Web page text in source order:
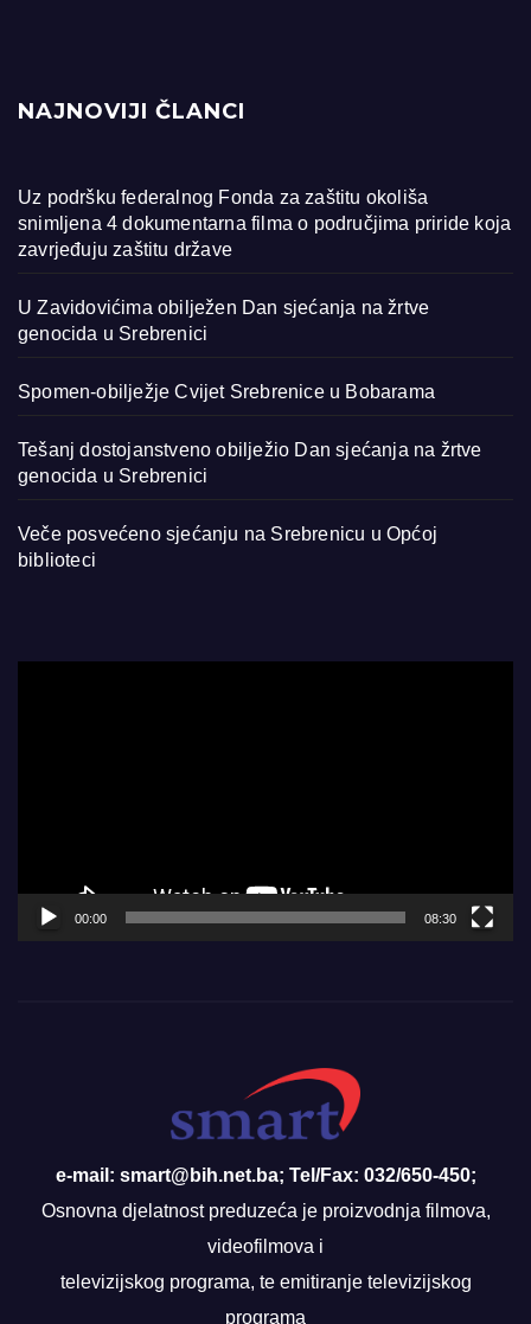
NAJNOVIJI ČLANCI
Uz podršku federalnog Fonda za zaštitu okoliša
snimljena 4 dokumentarna filma o područjima priride koja
zavrjeđuju zaštitu države
U Zavidovićima obilježen Dan sjećanja na žrtve
genocida u Srebrenici
Spomen-obilježje Cvijet Srebrenice u Bobarama
Tešanj dostojanstveno obilježio Dan sjećanja na žrtve
genocida u Srebrenici
Veče posvećeno sjećanju na Srebrenicu u Općoj
biblioteci
00:00 08:30
e-mail: smart@bih.net.ba; Tel/Fax: 032/650-450;
Osnovna djelatnost preduzeća je proizvodnja filmova,
videofilmova i
televizijskog programa, te emitiranje televizijskog
programa